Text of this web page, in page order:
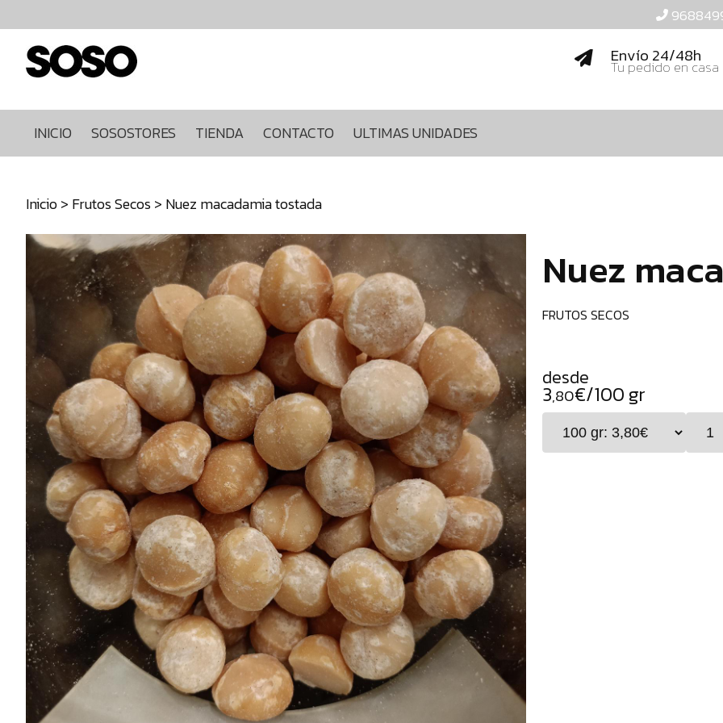
Envío 24/48h
Tu pedido en casa
INICIO SOSOSTORES TIENDA CONTACTO ULTIMAS UNIDADES
Inicio
Sosostores
Contacto
Ultimas
640271930
info@sosostores.com
Tienda
Chocolates
especiales
Especias
Tés
Cafés
General
Top
Ventas
Infusiones
Legumbres
Inicio> Frutos Secos> Nuez macadamia tostada
Nuez
FRUTOS SECOS
desde
3,80€/100 gr